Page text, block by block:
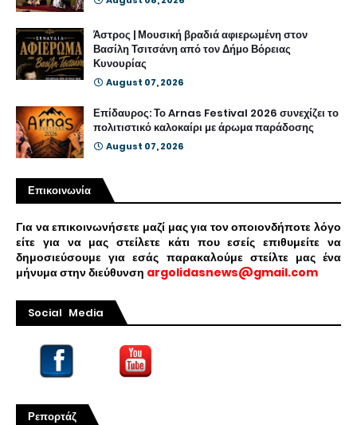
Άστρος | Μουσική βραδιά αφιερωμένη στον
Βασίλη Τσιτσάνη από τον Δήμο Βόρειας
Κυνουρίας
August 07, 2026
Επίδαυρος: Το Arnas Festival 2026 συνεχίζει το
πολιτιστικό καλοκαίρι με άρωμα παράδοσης
August 07, 2026
Επικοινωνία
Για να επικοινωνήσετε μαζί μας για τον οποιονδήποτε λόγο
είτε για να μας στείλετε κάτι που εσείς επιθυμείτε να
δημοσιεύσουμε για εσάς παρακαλούμε στείλτε μας ένα
μήνυμα στην διεύθυνση argolidasnews@gmail.com
Social Media
Ρεπορτάζ